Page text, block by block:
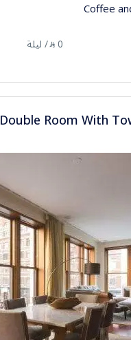
Coffee
0
⃁/ ليلة
Double Room With